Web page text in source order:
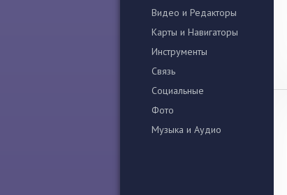
Видео и Редакторы
Карты и Навигаторы
Инструменты
Связь
Социальные
Фото
Музыка и Аудио